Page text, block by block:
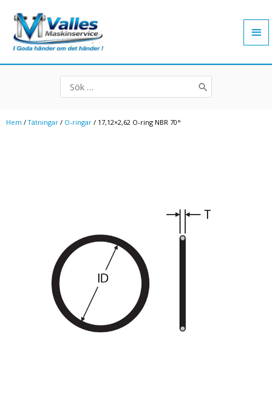
innehåll
Search
for:
Hem /Tätningar / O-ringar / 17,12×2,62 O-ring NBR 70°